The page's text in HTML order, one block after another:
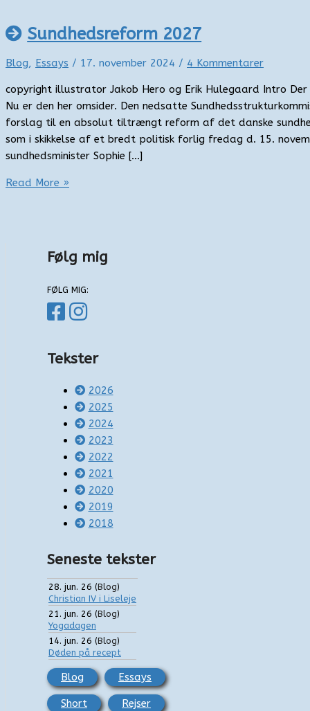
Sundhedsreform 2027
Blog, Essays / 17. november 2024 / 4 Kommentarer
copyright illustrator Jakob Hero og Erik Hulegaard Intro
Nu er den her omsider. Den nedsatte
forslag til en absolut tiltrængt reform af det danske
som i skikkelse af et bredt politisk forlig fredag d. 15.
sundhedsminister Sophie […]
Sundhedsreform
Read More »
Følg mig
FØLG MIG:
Tekster
2026
2025
2024
2023
2022
2021
2020
2019
2018
Seneste tekster
28. jun. 26 (Blog)
Christian IV i Liseleje
21. jun. 26 (Blog)
Yogadagen
14. jun. 26 (Blog)
Døden på recept
Blog Essays
Short Rejser